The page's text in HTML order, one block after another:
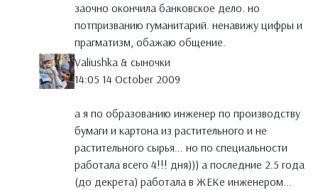
заочно окончила банковское дело. но
потпризванию гуманитарий. ненавижу цифры и
прагматизм, обажаю общение.
Valiushka & сыночки
14:05 14 October 2009
а я по образованию инженер по производству
бумаги и картона из растительного и не
растительного сырья... но по специальности
работала всего 4!!! дня))) а последние 2.5 года
(до декрета) работала в ЖЕКе инженером...